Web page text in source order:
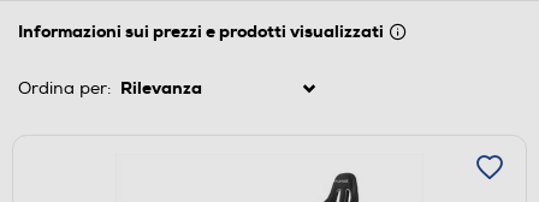
Informazioni sui prezzi e prodotti visualizzati
Ordina per: